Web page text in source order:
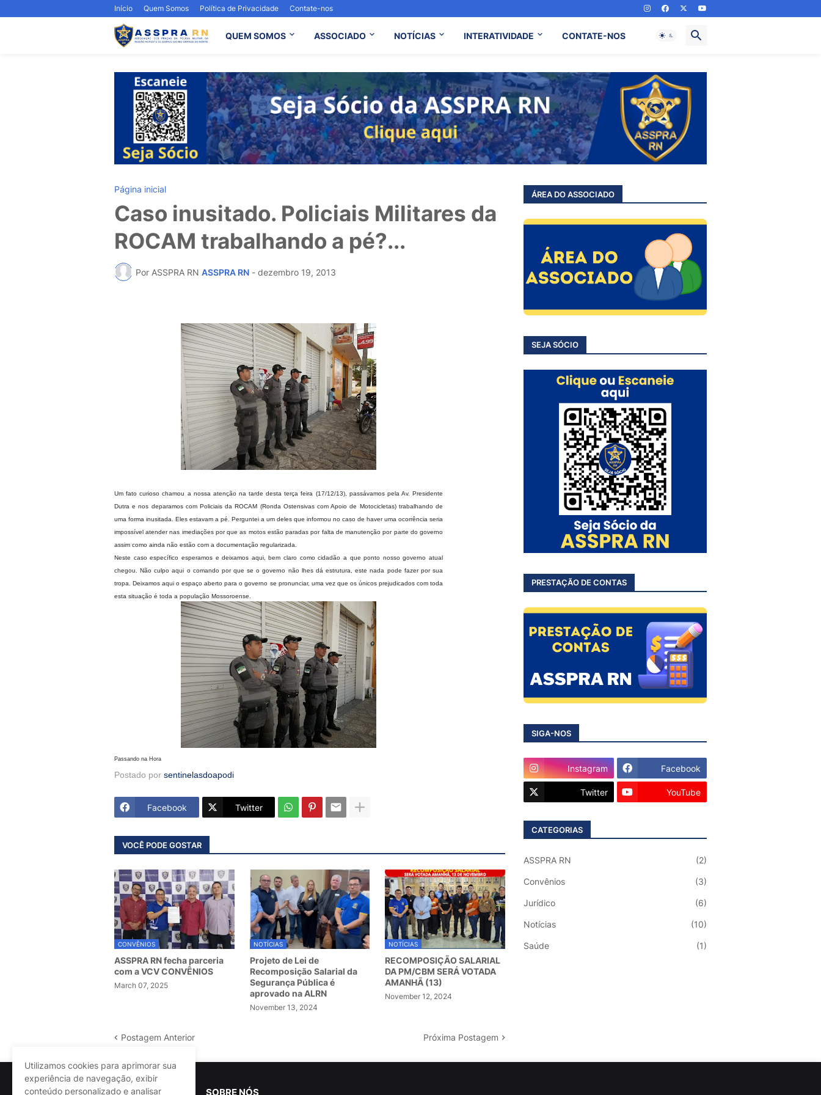
Início Quem Somos Política de Privacidade Contate-nos
QUEM SOMOS ASSOCIADO NOTÍCIAS INTERATIVIDADE CONTATE-NOS
Página inicial
Caso inusitado. Policiais Militares da
ROCAM trabalhando a pé?...
Por ASSPRA RN ASSPRA RN - dezembro 19, 2013
Um fato curioso chamou a nossa atenção na tarde desta terça feira (17/12/13), passávamos pela Av. Presidente
Dutra e nos deparamos com Policiais da ROCAM (Ronda Ostensivas com Apoio de Motocicletas) trabalhando de
uma forma inusitada. Eles estavam a pé. Perguntei a um deles que informou no caso de haver uma ocorrência seria
impossível atender nas imediações por que as motos estão paradas por falta de manutenção por parte do governo
assim como ainda não estão com a documentação regularizada.
Neste caso específico esperamos e deixamos aqui, bem claro como cidadão a que ponto nosso governo atual
chegou. Não culpo aqui o comando por que se o governo não lhes dá estrutura, este nada pode fazer por sua
tropa. Deixamos aqui o espaço aberto para o governo se pronunciar, uma vez que os únicos prejudicados com toda
esta situação é toda a população Mossoroense.
Passando na Hora
Postado por sentinelasdoapodi
Facebook Twitter
VOCÊ PODE GOSTAR
CONVÊNIOS
ASSPRA RN fecha parceria
com a VCV CONVÊNIOS
March 07, 2025
NOTÍCIAS
Projeto de Lei de
Recomposição Salarial da
Segurança Pública é
aprovado na ALRN
November 13, 2024
NOTÍCIAS
RECOMPOSIÇÃO SALARIAL
DA PM/CBM SERÁ VOTADA
AMANHÃ (13)
November 12, 2024
Postagem Anterior Próxima Postagem
ÁREA DO ASSOCIADO
SEJA SÓCIO
PRESTAÇÃO DE CONTAS
SIGA-NOS
Instagram Facebook
Twitter YouTube
CATEGORIAS
ASSPRA RN (2)
Convênios (3)
Jurídico (6)
Notícias (10)
Saúde (1)
SOBRE NÓS
Utilizamos cookies para aprimorar sua
experiência de navegação, exibir
conteúdo personalizado e analisar